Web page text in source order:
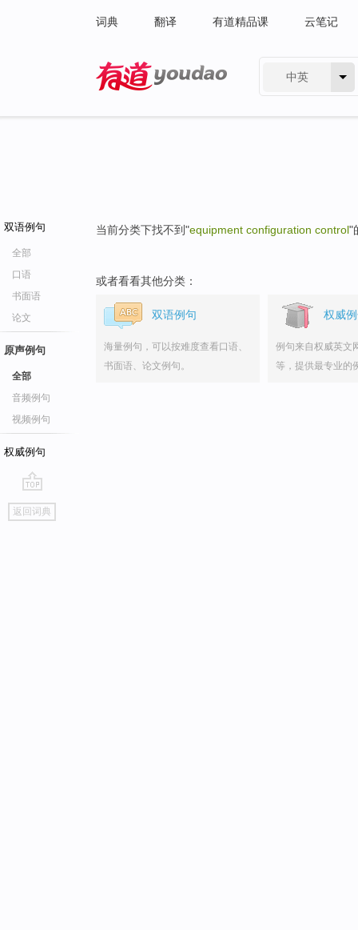
词典 翻译 有道精品课 云笔记
中英
双语例句
全部
口语
书面语
论文
原声例句
全部
音频例句
视频例句
权威例句
go
top
返回词典
当前分类下找不到"equipment configuration control"
或者看看其他分类：
双语例句
海量例句，可以按难度查看口语、
书面语、论文例句。
权威
例句来自权威英文
等，提供最专业的